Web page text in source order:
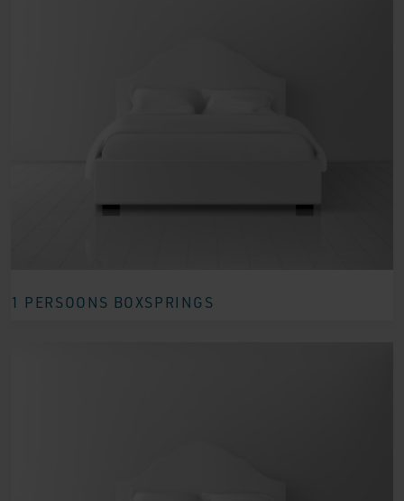
1 PERSOONS BOXSPRINGS